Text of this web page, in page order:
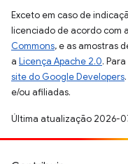
Exceto em caso de
licenciado de acordo com a
Commons, e as amostras
a Licença Apache 2.0.
site do Google Developers
e/ou afiliadas.
Última atualização 2026-